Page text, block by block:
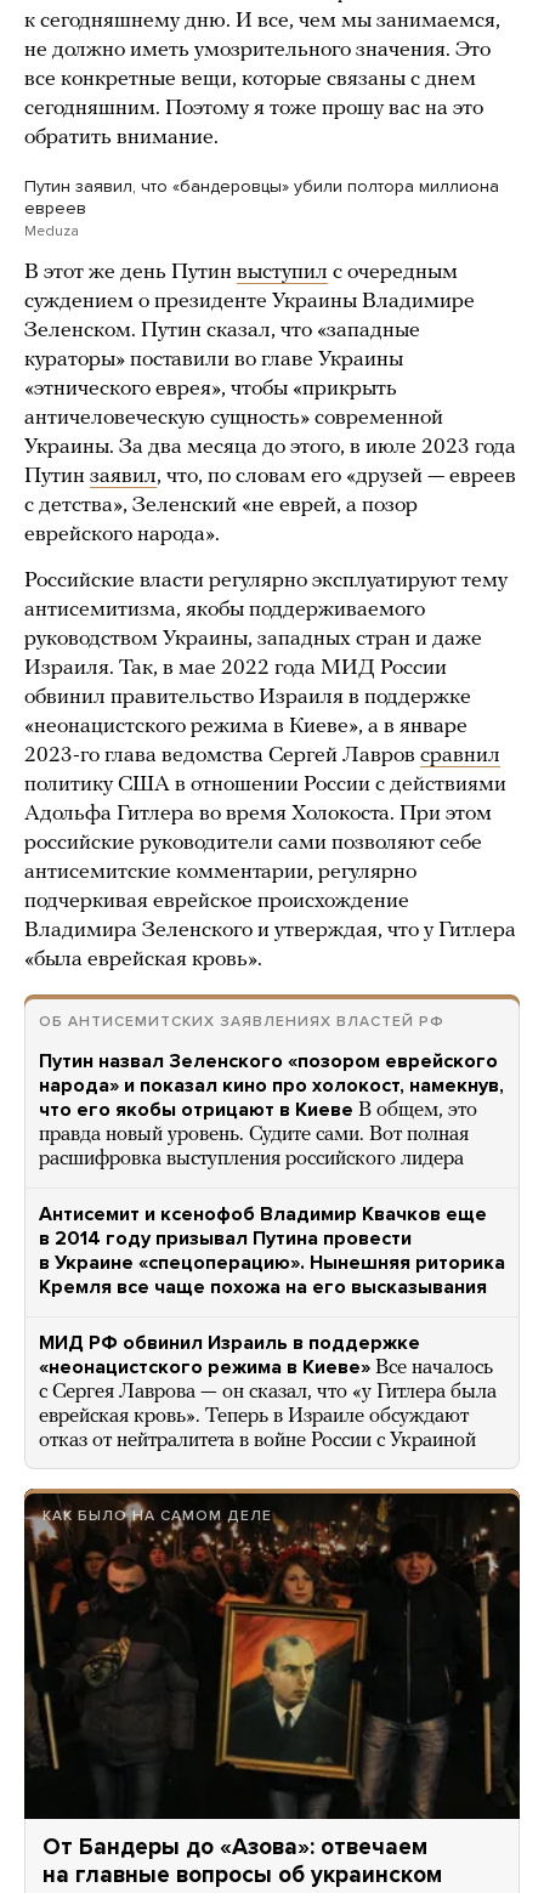
к сегодняшнему дню. И все, чем мы занимаемся,
не должно иметь умозрительного значения. Это
все конкретные вещи, которые связаны с днем
сегодняшним. Поэтому я тоже прошу вас на это
обратить внимание.
Путин заявил, что «бандеровцы» убили полтора миллиона
евреев
Meduza
В этот же день Путин выступил с очередным
суждением о президенте Украины Владимире
Зеленском. Путин сказал, что «западные
кураторы» поставили во главе Украины
«этнического еврея», чтобы «прикрыть
античеловеческую сущность» современной
Украины. За два месяца до этого, в июле 2023 года
Путин заявил, что, по словам его «друзей — евреев
с детства», Зеленский «не еврей, а позор
еврейского народа».
Российские власти регулярно эксплуатируют тему
антисемитизма, якобы поддерживаемого
руководством Украины, западных стран и даже
Израиля. Так, в мае 2022 года МИД России
обвинил правительство Израиля в поддержке
«неонацистского режима в Киеве», а в январе
2023-го глава ведомства Сергей Лавров сравнил
политику США в отношении России с действиями
Адольфа Гитлера во время Холокоста. При этом
российские руководители сами позволяют себе
антисемитские комментарии, регулярно
подчеркивая еврейское происхождение
Владимира Зеленского и утверждая, что у Гитлера
«была еврейская кровь».
ОБ АНТИСЕМИТСКИХ ЗАЯВЛЕНИЯХ ВЛАСТЕЙ РФ
Путин назвал Зеленского «позором еврейского
народа» и показал кино про холокост, намекнув,
что его якобы отрицают в Киеве В общем, это
правда новый уровень. Судите сами. Вот полная
расшифровка выступления российского лидера
Антисемит и ксенофоб Владимир Квачков еще
в 2014 году призывал Путина провести
в Украине «спецоперацию». Нынешняя риторика
Кремля все чаще похожа на его высказывания
МИД РФ обвинил Израиль в поддержке
«неонацистского режима в Киеве» Все началось
с Сергея Лаврова — он сказал, что «у Гитлера была
еврейская кровь». Теперь в Израиле обсуждают
отказ от нейтралитета в войне России с Украиной
КАК БЫЛО НА САМОМ ДЕЛЕ
От Бандеры до «Азова»: отвечаем
на главные вопросы об украинском